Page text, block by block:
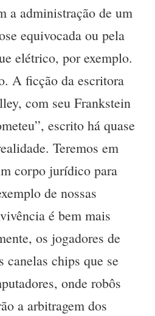
a administração de um
equivocada ou pela
elétrico, por exemplo.
A ficção da escritora
com seu Frankstein
escrito há quase
Teremos em
corpo jurídico para
de nossas
é bem mais
os jogadores de
canelas chips que se
onde robôs
a arbitragem dos